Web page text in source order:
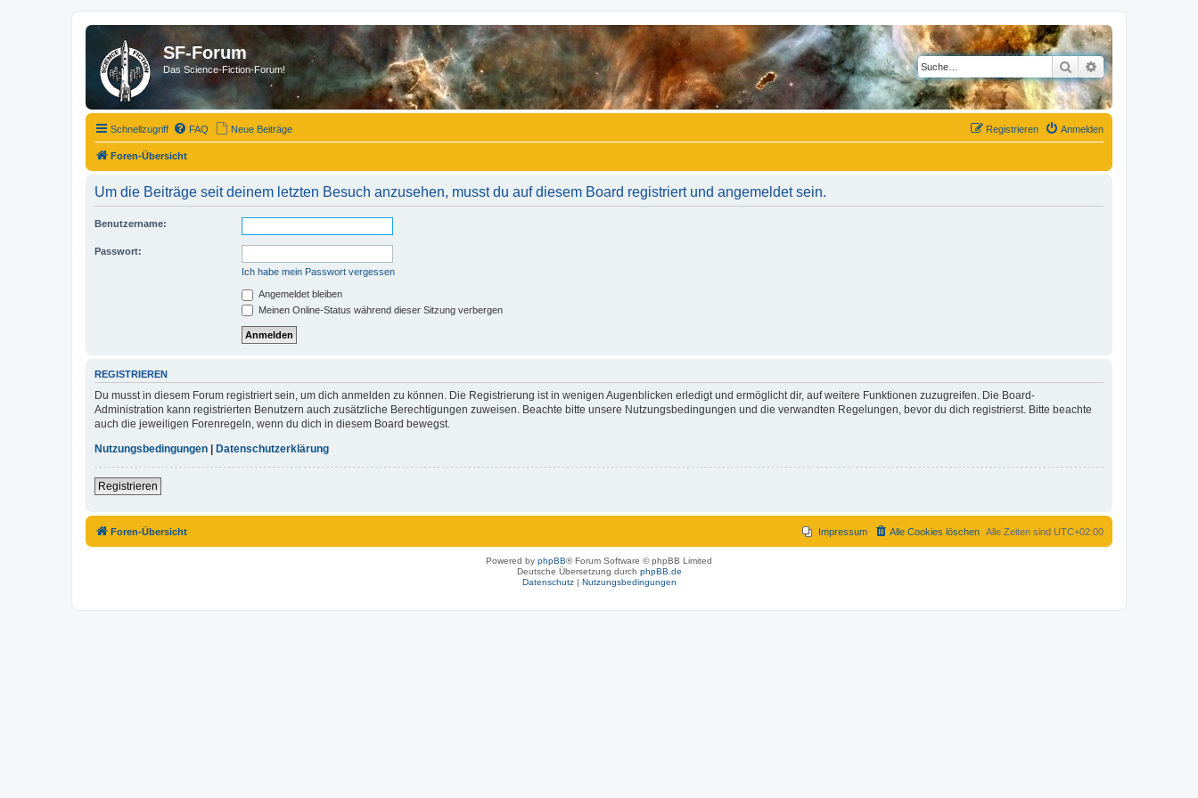
SF-Forum
Das Science-Fiction-Forum! SucheErweiterte Suche
Schnellzugriff FAQ Neue Beiträge Anmelden
Registrieren
Foren-Übersicht
Um die Beiträge seit deinem letzten Besuch anzusehen, musst du auf diesem Board registriert und angemeldet sein.
Benutzername:
Passwort:
Ich habe mein Passwort vergessen
Angemeldet bleiben
Meinen Online-Status während dieser Sitzung verbergen
REGISTRIEREN
Du musst in diesem Forum registriert sein, um dich anmelden zu können. Die Registrierung ist in wenigen Augenblicken erledigt und ermöglicht dir, auf weitere Funktionen zuzugreifen. Die Board-
Administration kann registrierten Benutzern auch zusätzliche Berechtigungen zuweisen. Beachte bitte unsere Nutzungsbedingungen und die verwandten Regelungen, bevor du dich registrierst. Bitte beachte
auch die jeweiligen Forenregeln, wenn du dich in diesem Board bewegst.
Nutzungsbedingungen | Datenschutzerklärung
Registrieren
Foren-Übersicht Alle Zeiten sind UTC+02:00
Alle Cookies löschen
Impressum
Powered by phpBB® Forum Software © phpBB Limited
Deutsche Übersetzung durch phpBB.de
Datenschutz| Nutzungsbedingungen